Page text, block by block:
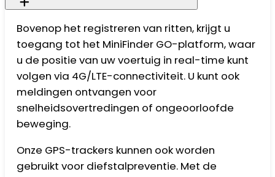
Bovenop het registreren van ritten, krijgt u
toegang tot het MiniFinder GO-platform, waar
u de positie van uw voertuig in real-time kunt
volgen via 4G/LTE-connectiviteit. U kunt ook
meldingen ontvangen voor
snelheidsovertredingen of ongeoorloofde
beweging.
Onze GPS-trackers kunnen ook worden
gebruikt voor diefstalpreventie. Met de